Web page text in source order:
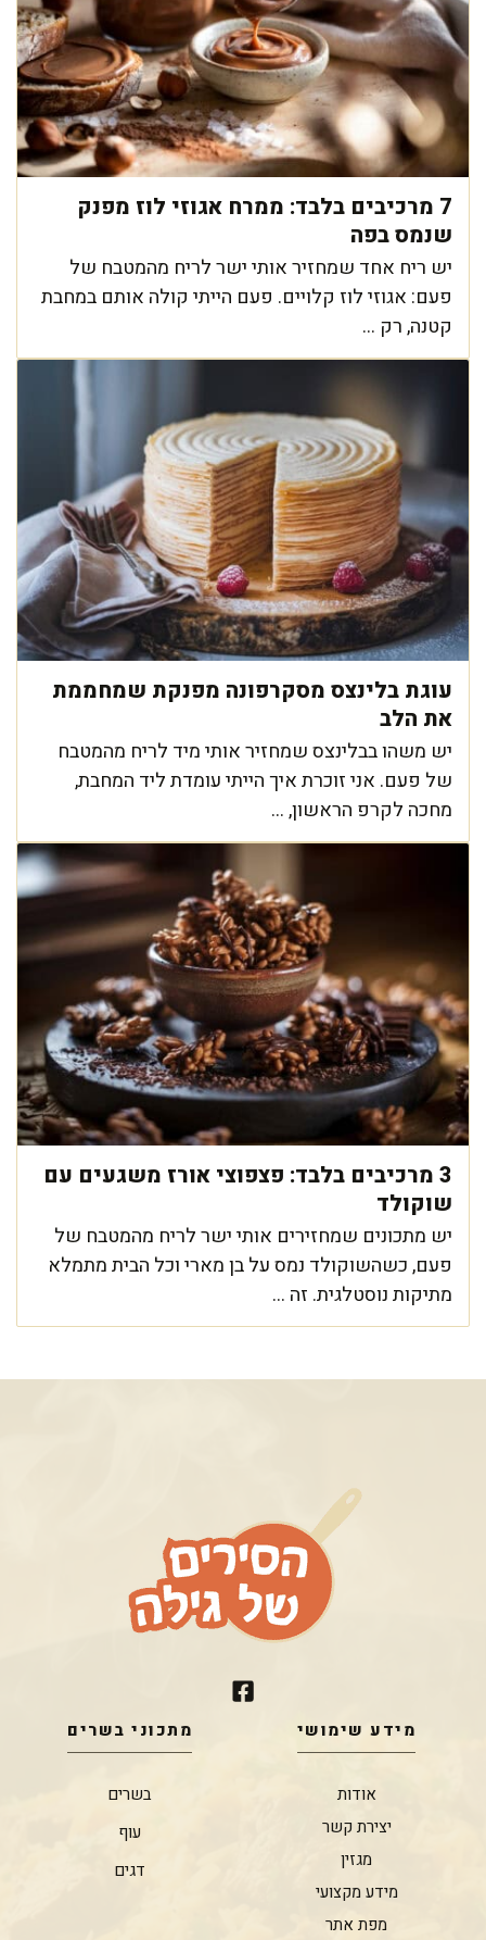
7 מרכיבים בלבד: ממרח אגוזי לוז מפנק
שנמס בפה
יש ריח אחד שמחזיר אותי ישר לריח מהמטבח של
פעם: אגוזי לוז קלויים. פעם הייתי קולה אותם במחבת
קטנה, רק ...
עוגת בלינצס מסקרפונה מפנקת שמחממת
את הלב
יש משהו בבלינצס שמחזיר אותי מיד לריח מהמטבח
של פעם. אני זוכרת איך הייתי עומדת ליד המחבת,
מחכה לקרפ הראשון, ...
3 מרכיבים בלבד: פצפוצי אורז משגעים עם
שוקולד
יש מתכונים שמחזירים אותי ישר לריח מהמטבח של
פעם, כשהשוקולד נמס על בן מארי וכל הבית מתמלא
מתיקות נוסטלגית. זה ...
מידע שימושי
אודות
יצירת קשר
מגזין
מידע מקצועי
מפת אתר
מתכוני בשרים
בשרים
עוף
דגים